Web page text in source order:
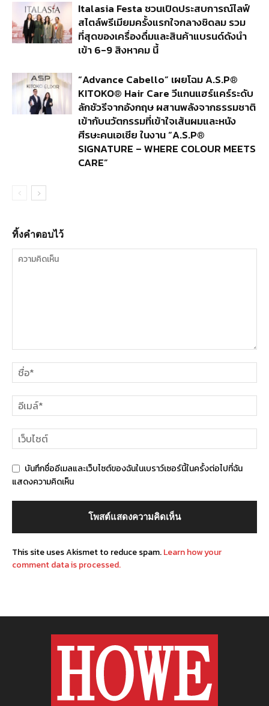
Italasia Festa ชวนเปิดประสบการณ์ไลฟ์
สไตล์พรีเมียมครั้งแรกใจกลางชิดลม รวม
ที่สุดของเครื่องดื่มและสินค้าแบรนด์ดังนำ
เข้า 6-9 สิงหาคม นี้
“Advance Cabello” เผยโฉม A.S.P®
KITOKO® Hair Care วีแกนแฮร์แคร์ระดับ
ลักชัวรีจากอังกฤษ ผสานพลังจากธรรมชาติ
เข้ากับนวัตกรรมที่เข้าใจเส้นผมและหนัง
ศีรษะคนเอเชีย ในงาน “A.S.P®
SIGNATURE – WHERE COLOUR MEETS
CARE”
ทิ้งคำตอบไว้
บันทึกชื่ออีเมลและเว็บไซต์ของฉันในเบราว์เซอร์นี้ในครั้งต่อไปที่ฉัน
แสดงความคิดเห็น
This site uses Akismet to reduce spam.Learn how your
comment data is processed.